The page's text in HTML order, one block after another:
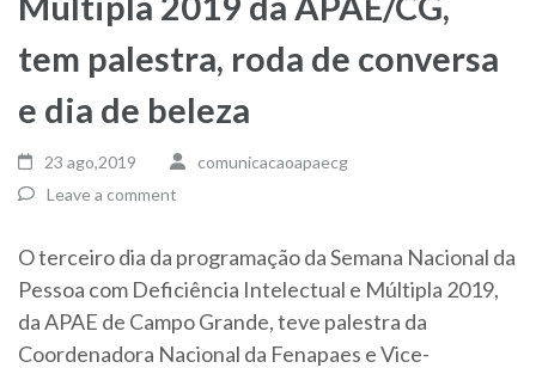
tem palestra, roda de conversa
e dia de beleza
23 ago,2019
comunicacaoapaecg
Leave a comment
O terceiro dia da programação da Semana Nacional da
Pessoa com Deficiência Intelectual e Múltipla 2019,
da APAE de Campo Grande, teve palestra da
Coordenadora Nacional da Fenapaes e Vice-